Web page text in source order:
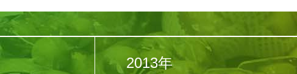
2013年